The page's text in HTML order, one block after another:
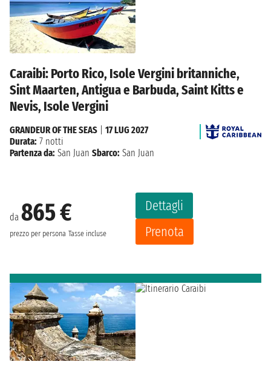
Caraibi: Porto Rico, Isole Vergini britanniche,
Sint Maarten, Antigua e Barbuda, Saint Kitts e
Nevis, Isole Vergini
da 865 €
prezzo per persona Tasse incluse
Dettagli
Prenota
GRANDEUR OF THE SEAS
17 LUG 2027
Durata: 7 notti
Partenza da: San Juan Sbarco: San Juan